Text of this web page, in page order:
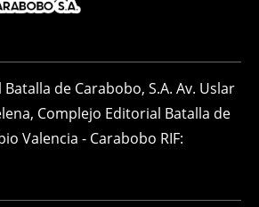
de Carabobo, S.A. Av. Uslar
Complejo Editorial Batalla de
Valencia - Carabobo RIF: